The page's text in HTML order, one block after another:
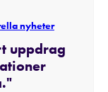
nyheter
uppdrag